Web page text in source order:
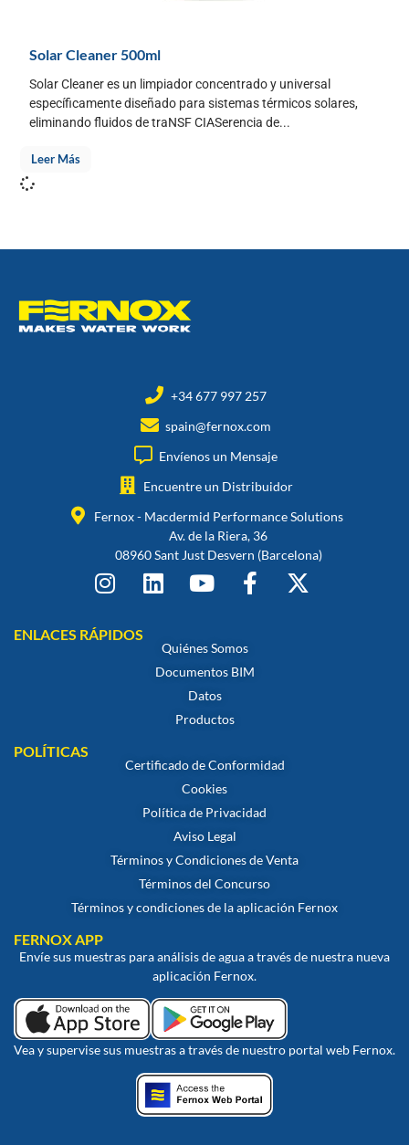
Solar Cleaner 500ml
Solar Cleaner es un limpiador concentrado y universal
específicamente diseñado para sistemas térmicos solares,
eliminando fluidos de traNSF CIASerencia de...
Leer Más
+34 677 997 257
spain@fernox.com
Envíenos un Mensaje
Encuentre un Distribuidor
Fernox - Macdermid Performance Solutions
Av. de la Riera, 36
08960 Sant Just Desvern (Barcelona)
ENLACES RÁPIDOS
Quiénes Somos
Documentos BIM
Datos
Productos
POLÍTICAS
Certificado de Conformidad
Cookies
Política de Privacidad
Aviso Legal
Términos y Condiciones de Venta
Términos del Concurso
Términos y condiciones de la aplicación Fernox
FERNOX APP
Envíe sus muestras para análisis de agua a través de nuestra nueva
aplicación Fernox.
Vea y supervise sus muestras a través de nuestro portal web Fernox.